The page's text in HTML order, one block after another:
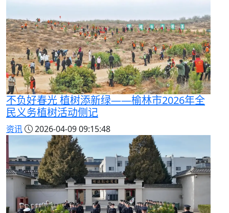
不负好春光 植树添新绿——榆林市2026年全
民义务植树活动侧记
资讯 2026-04-09 09:15:48